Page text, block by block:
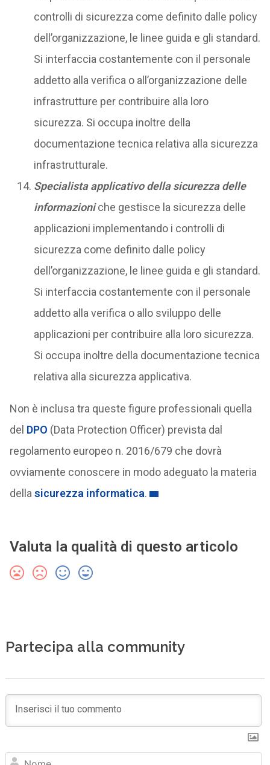
controlli di sicurezza come definito dalle policy
dell’organizzazione, le linee guida e gli standard.
Si interfaccia costantemente con il personale
addetto alla verifica o all’organizzazione delle
infrastrutture per contribuire alla loro
sicurezza. Si occupa inoltre della
documentazione tecnica relativa alla sicurezza
infrastrutturale.
Specialista applicativo della sicurezza delle
informazioniche gestisce la sicurezza delle
applicazioni implementando i controlli di
sicurezza come definito dalle policy
dell’organizzazione, le linee guida e gli standard.
Si interfaccia costantemente con il personale
addetto alla verifica o allo sviluppo delle
applicazioni per contribuire alla loro sicurezza.
Si occupa inoltre della documentazione tecnica
relativa alla sicurezza applicativa.
Non è inclusa tra queste figure professionali quella
del DPO (Data Protection Officer) prevista dal
regolamento europeo n. 2016/679 che dovrà
ovviamente conoscere in modo adeguato la materia
della sicurezza informatica.
Valuta la qualità di questo articolo
Partecipa alla community